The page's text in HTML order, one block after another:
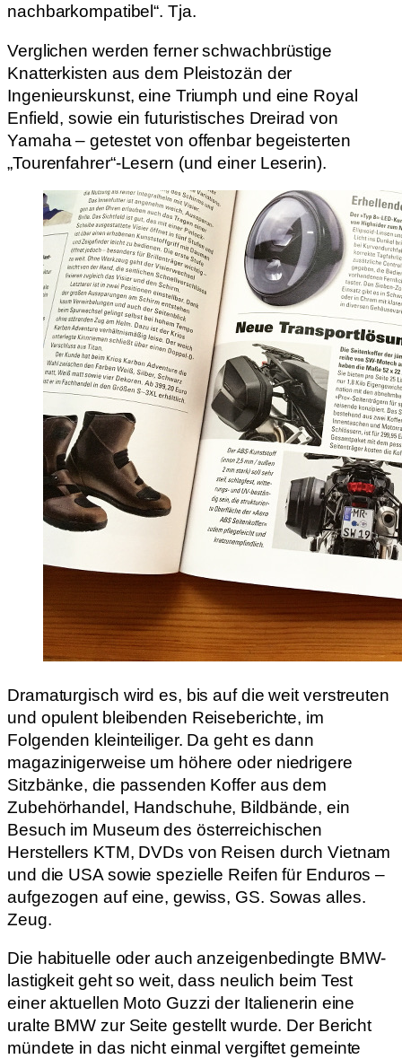
nachbarkompatibel“. Tja.
Verglichen werden ferner schwachbrüstige
Knatterkisten aus dem Pleistozän der
Ingenieurskunst, eine Triumph und eine Royal
Enfield, sowie ein futuristisches Dreirad von
Yamaha – getestet von offenbar begeisterten
„Tourenfahrer“-Lesern (und einer Leserin).
Dramaturgisch wird es, bis auf die weit verstreuten
und opulent bleibenden Reiseberichte, im
Folgenden kleinteiliger. Da geht es dann
magazinigerweise um höhere oder niedrigere
Sitzbänke, die passenden Koffer aus dem
Zubehörhandel, Handschuhe, Bildbände, ein
Besuch im Museum des österreichischen
Herstellers KTM, DVDs von Reisen durch Vietnam
und die USA sowie spezielle Reifen für Enduros –
aufgezogen auf eine, gewiss, GS. Sowas alles.
Zeug.
Die habituelle oder auch anzeigenbedingte BMW-
lastigkeit geht so weit, dass neulich beim Test
einer aktuellen Moto Guzzi der Italienerin eine
uralte BMW zur Seite gestellt wurde. Der Bericht
mündete in das nicht einmal vergiftet gemeinte